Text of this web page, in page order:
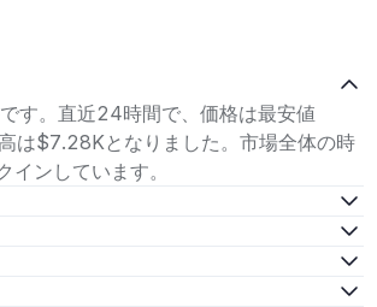
す。直近24時間で、価格は最安値
$7.28Kとなりました。市場全体の時
ンしています。